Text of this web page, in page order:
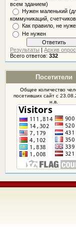
всем зданием)
Нужен маленький
коммуникаций,
Как правило, не
Не нужен
Результаты |Архив
Всего ответов:332
Посетители
Общее количество
посетившихсайтс
н.в.